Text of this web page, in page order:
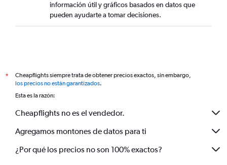
información útil y gráficos basados en datos que
pueden ayudarte a tomar decisiones.
*
Cheapflights siempre trata de obtener precios exactos, sin embargo,
los precios no están garantizados.
Esta es la razón:
Cheapflights no es el vendedor.
Agregamos montones de datos para ti
¿Por qué los precios no son 100% exactos?